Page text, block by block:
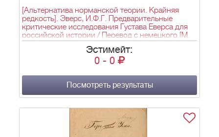
[Альтернатива норманской теории. Крайняя
редкость]. Эверс, И.Ф.Г. Предварительные
критические иcследования Густава Еверса для
российской истории / Перевод с немецкого [М.
П. Погодина]. ; Издано Московским обществом
любителей истории и древностей российских. -
М.: в Университетской типографии, 1825-1826.
Эстимейт:
0 - 0
Посмотреть результаты